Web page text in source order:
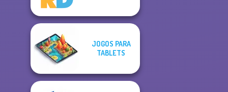
JOGOS PARA
TABLETS